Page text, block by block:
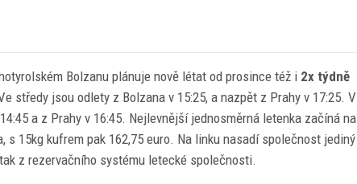
Bolzanu plánuje nově létat od prosince též i 2x týdně
středy jsou odlety z Bolzana v 15:25, a nazpět z Prahy v 17:25. V
a z Prahy v 16:45. Nejlevnější jednosměrná letenka začíná na
s 15kg kufrem pak 162,75 euro. Na linku nasadí společnost jediný
z rezervačního systému letecké společnosti.